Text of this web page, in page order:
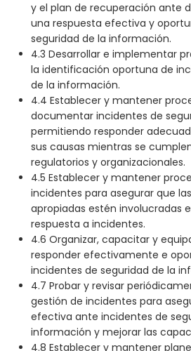
y el plan de recuperación ante
una respuesta efectiva y
seguridad de la información.
4.3 Desarrollar e implementar
la identificación oportuna de
de la información.
4.4 Establecer y mantener
documentar incidentes de
permitiendo responder
sus causas mientras se
regulatorios y organizacionales.
4.5 Establecer y mantener
incidentes para asegurar que
apropiadas estén involucradas
respuesta a incidentes.
4.6 Organizar, capacitar y
responder efectivamente e
incidentes de seguridad de la
4.7 Probar y revisar
gestión de incidentes para
efectiva ante incidentes de
información y mejorar las
4.8 Establecer y mantener